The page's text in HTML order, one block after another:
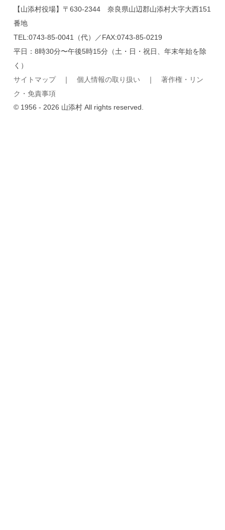
【山添村役場】〒630-2344 奈良県山辺郡山添村大字大西151
番地
TEL:0743-85-0041（代）／FAX:0743-85-0219
平日：8時30分〜午後5時15分（土・日・祝日、年末年始を除
く）
サイトマップ｜個人情報の取り扱い ｜著作権・リン
ク・免責事項
© 1956 - 2026 山添村 All rights reserved.